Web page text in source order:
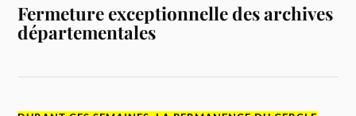
Fermeture exceptionnelle des archives
départementales